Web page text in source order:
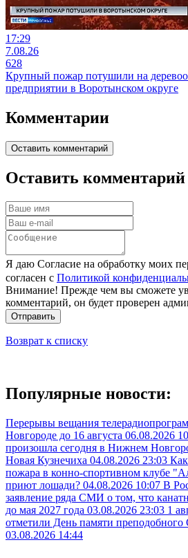
17:29
7.08.26
628
Крупный пожар потушили на
предприятии в Воротынском округе
Комментарии
Оставить комментарий
Оставить комментарий
Я даю Согласие на обработку моих
согласен с Политикой
Внимание! Прежде чем вы сможете
комментарий, он будет проверен
Отправить
Возврат к списку
Популярные новости:
Перерывы вещания
Новгороде до 16 августа 06.08.2026
произошла сегодня в Нижнем
Новая Кузнечиха 04.08.2026 23:03
пожара в конно-спортивном клубе
приют лошади? 04.08.2026 10:07 В
заявление ряда СМИ о том, что
до мая 2027 года 03.08.2026 23:03 1
отметили День памяти преподобного
03.08.2026 14:44